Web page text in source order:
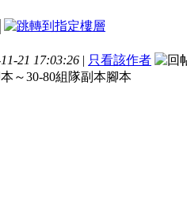
21 17:03:26 | 只看該作者
～30-80組隊副本腳本